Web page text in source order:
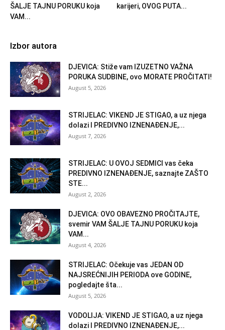
ŠALJE TAJNU PORUKU koja
VAM...
karijeri, OVOG PUTA...
Izbor autora
DJEVICA: Stiže vam IZUZETNO VAŽNA
PORUKA SUDBINE, ovo MORATE PROČITATI!
August 5, 2026
STRIJELAC: VIKEND JE STIGAO, a uz njega
dolazi I PREDIVNO IZNENAĐENJE,...
August 7, 2026
STRIJELAC: U OVOJ SEDMICI vas čeka
PREDIVNO IZNENAĐENJE, saznajte ZAŠTO
STE...
August 2, 2026
DJEVICA: OVO OBAVEZNO PROČITAJTE,
svemir VAM ŠALJE TAJNU PORUKU koja
VAM...
August 4, 2026
STRIJELAC: Očekuje vas JEDAN OD
NAJSREĆNIJIH PERIODA ove GODINE,
pogledajte šta...
August 5, 2026
VODOLIJA: VIKEND JE STIGAO, a uz njega
dolazi I PREDIVNO IZNENAĐENJE,...